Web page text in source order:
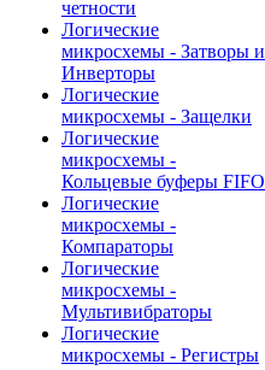
четности
Логические
микросхемы - Затворы и
Инверторы
Логические
микросхемы - Защелки
Логические
микросхемы -
Кольцевые буферы FIFO
Логические
микросхемы -
Компараторы
Логические
микросхемы -
Мультивибраторы
Логические
микросхемы - Регистры